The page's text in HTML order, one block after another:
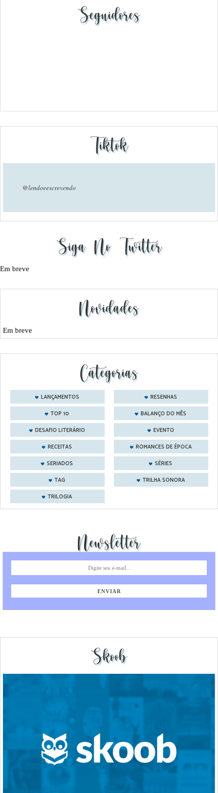
Seguidores
Tiktok
@lendoeescrevendo
Siga No Twitter
Em breve
Novidades
Em breve
Categorias
LANÇAMENTOS
RESENHAS
TOP 10
BALANÇO DO MÊS
DESAFIO LITERÁRIO
EVENTO
RECEITAS
ROMANCES DE ÉPOCA
SERIADOS
SÉRIES
TAG
TRILHA SONORA
TRILOGIA
Newsletter
Skoob